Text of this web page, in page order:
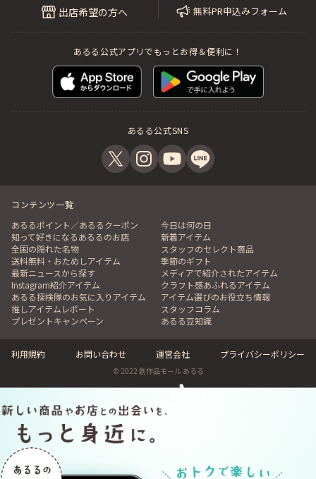
出店希望の方へ 無料PR申込みフォーム
あるる公式アプリでもっとお得＆便利に！
あるる公式SNS
コンテンツ一覧
あるるポイント／あるるクーポン
今日は何の日
知って好きになるあるるのお店
新着アイテム
全国の隠れた名物
スタッフのセレクト商品
送料無料・おためしアイテム
季節のギフト
最新ニュースから探す
メディアで紹介されたアイテム
Instagram紹介アイテム
クラフト感あふれるアイテム
あるる探検隊のお気に入りアイテム
アイテム選びのお役立ち情報
推しアイテムレポート
スタッフコラム
プレゼントキャンペーン
あるる豆知識
利用規約 お問い合わせ 運営会社 プライバシーポリシー
© 2022 創作品モール あるる